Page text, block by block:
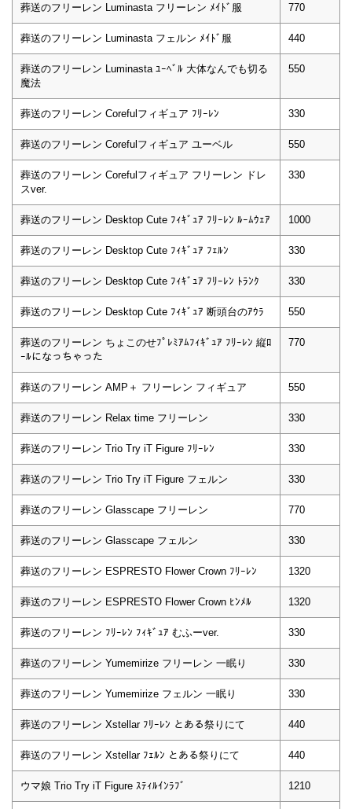
葬送のフリーレン Luminasta フリーレン ﾒｲﾄﾞ服 770
葬送のフリーレン Luminasta フェルン ﾒｲﾄﾞ服 440
葬送のフリーレン Luminasta ﾕｰﾍﾞﾙ 大体なんでも切る
魔法
550
葬送のフリーレン Corefulフィギュア ﾌﾘｰﾚﾝ 330
葬送のフリーレン Corefulフィギュア ユーベル 550
葬送のフリーレン Corefulフィギュア フリーレン ドレ
スver.
330
葬送のフリーレン Desktop Cute ﾌｨｷﾞｭｱ ﾌﾘｰﾚﾝ ﾙｰﾑｳｪｱ 1000
葬送のフリーレン Desktop Cute ﾌｨｷﾞｭｱ ﾌｪﾙﾝ 330
葬送のフリーレン Desktop Cute ﾌｨｷﾞｭｱ ﾌﾘｰﾚﾝ ﾄﾗﾝｸ 330
葬送のフリーレン Desktop Cute ﾌｨｷﾞｭｱ 断頭台のｱｳﾗ 550
葬送のフリーレン ちょこのせﾌﾟﾚﾐｱﾑﾌｨｷﾞｭｱ ﾌﾘｰﾚﾝ 縦ﾛ
ｰﾙになっちゃった
770
葬送のフリーレン AMP＋ フリーレン フィギュア 550
葬送のフリーレン Relax time フリーレン 330
葬送のフリーレン Trio Try iT Figure ﾌﾘｰﾚﾝ 330
葬送のフリーレン Trio Try iT Figure フェルン 330
葬送のフリーレン Glasscape フリーレン 770
葬送のフリーレン Glasscape フェルン 330
葬送のフリーレン ESPRESTO Flower Crown ﾌﾘｰﾚﾝ 1320
葬送のフリーレン ESPRESTO Flower Crown ﾋﾝﾒﾙ 1320
葬送のフリーレン ﾌﾘｰﾚﾝ ﾌｨｷﾞｭｱ むふーver. 330
葬送のフリーレン Yumemirize フリーレン 一眠り 330
葬送のフリーレン Yumemirize フェルン 一眠り 330
葬送のフリーレン Xstellar ﾌﾘｰﾚﾝ とある祭りにて 440
葬送のフリーレン Xstellar ﾌｪﾙﾝ とある祭りにて 440
ウマ娘 Trio Try iT Figure ｽﾃｨﾙｲﾝﾗﾌﾞ 1210